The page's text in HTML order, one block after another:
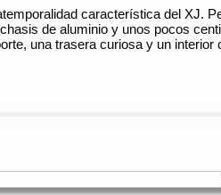
característica del XJ.
de aluminio y unos pocos
una trasera curiosa y un